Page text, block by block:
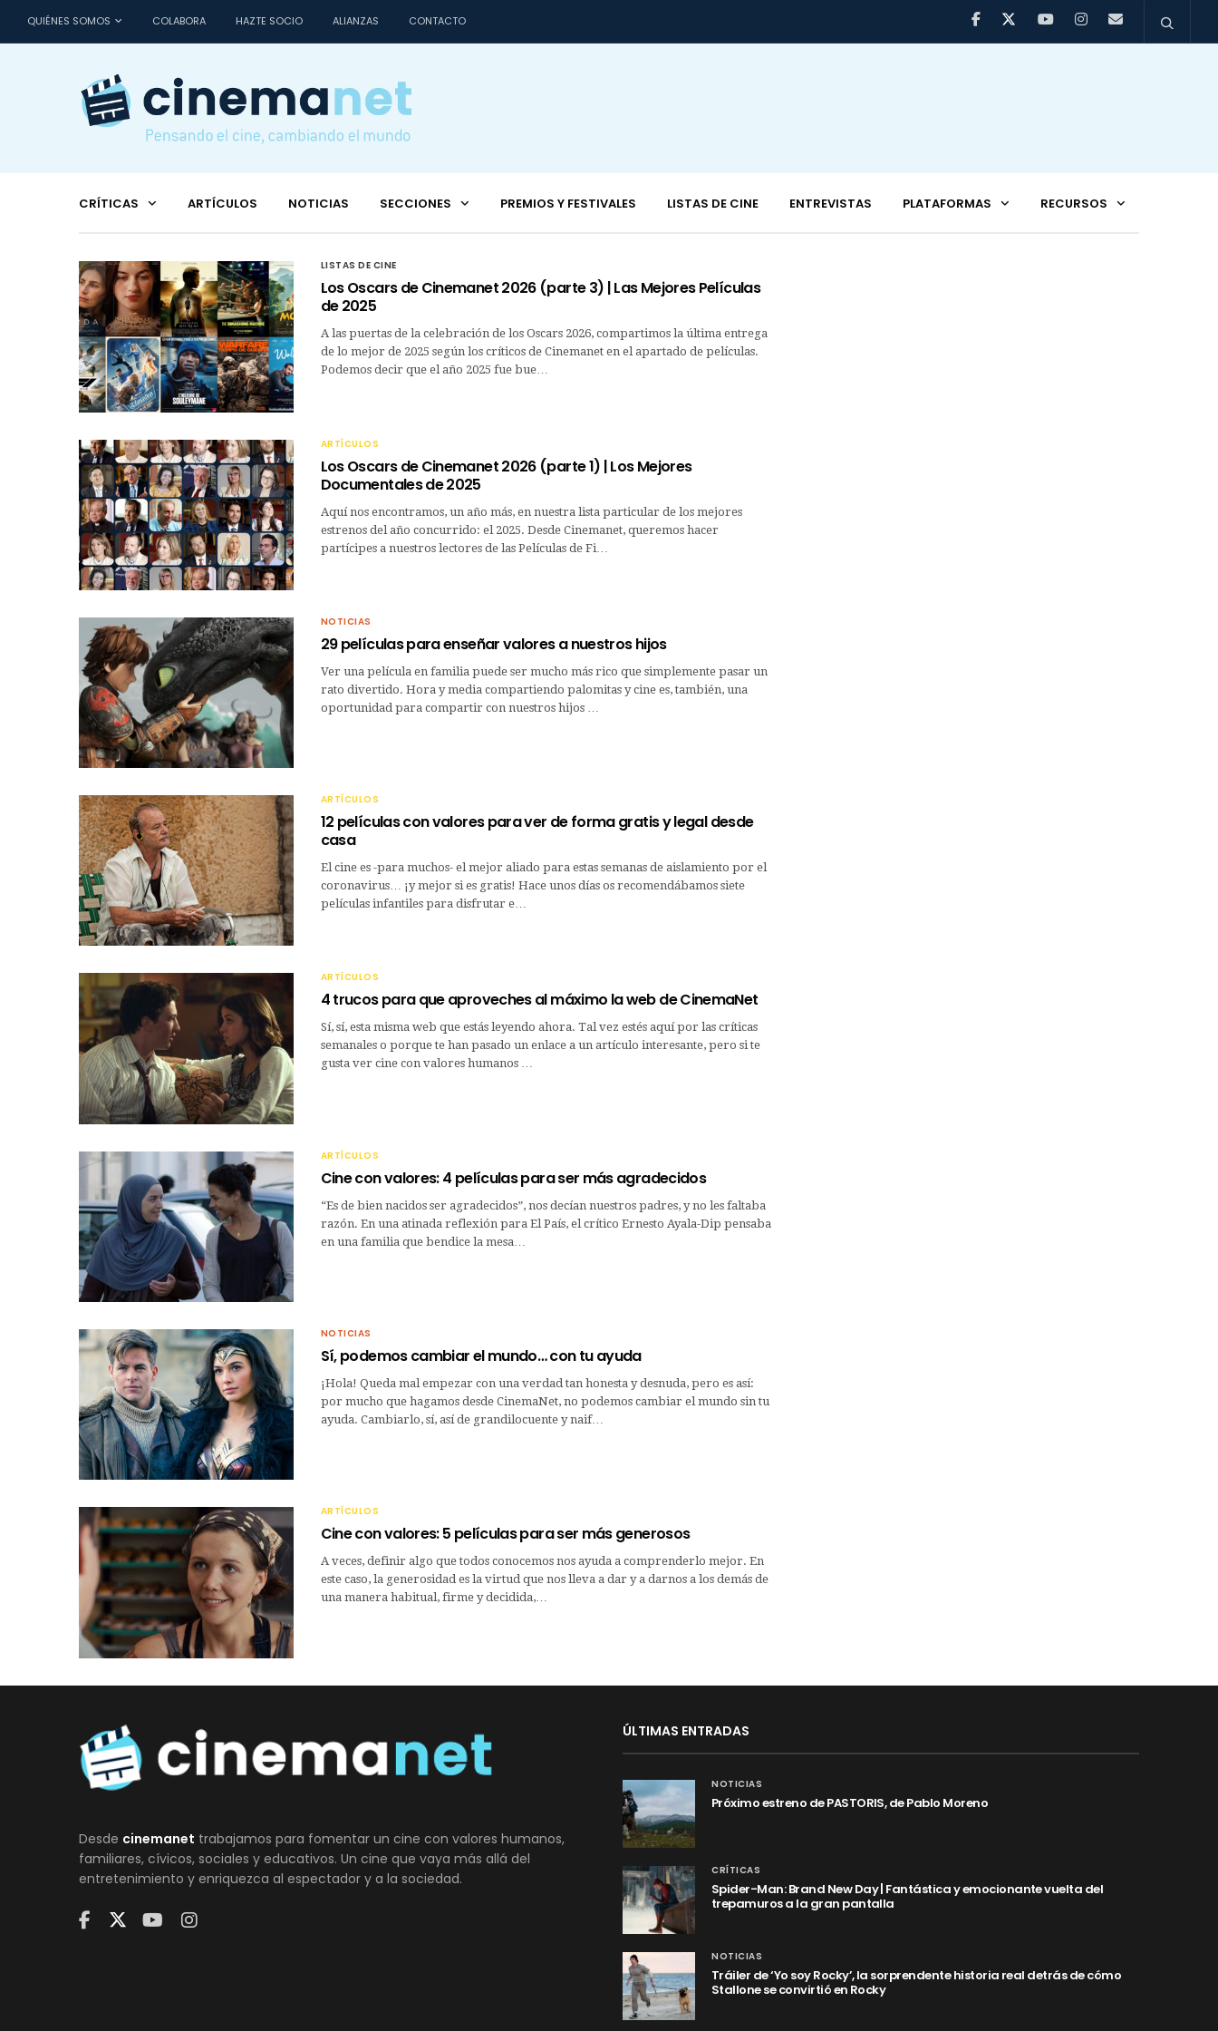
QUIÉNES SOMOS COLABORA HAZTE SOCIO ALIANZAS CONTACTO
CRÍTICAS ARTÍCULOS NOTICIAS SECCIONES PREMIOS Y FESTIVALES LISTAS DE CINE ENTREVISTAS PLATAFORMAS RECURSOS
LISTAS DE CINE
Los Oscars de Cinemanet 2026 (parte 3) | Las Mejores Películas
de 2025
A las puertas de la celebración de los Oscars 2026, compartimos la última entrega
de lo mejor de 2025 según los críticos de Cinemanet en el apartado de películas.
Podemos decir que el año 2025 fue bue…
ARTÍCULOS
Los Oscars de Cinemanet 2026 (parte 1) | Los Mejores
Documentales de 2025
Aquí nos encontramos, un año más, en nuestra lista particular de los mejores
estrenos del año concurrido: el 2025. Desde Cinemanet, queremos hacer
partícipes a nuestros lectores de las Películas de Fi…
NOTICIAS
29 películas para enseñar valores a nuestros hijos
Ver una película en familia puede ser mucho más rico que simplemente pasar un
rato divertido. Hora y media compartiendo palomitas y cine es, también, una
oportunidad para compartir con nuestros hijos …
ARTÍCULOS
12 películas con valores para ver de forma gratis y legal desde
casa
El cine es -para muchos- el mejor aliado para estas semanas de aislamiento por el
coronavirus… ¡y mejor si es gratis! Hace unos días os recomendábamos siete
películas infantiles para disfrutar e…
ARTÍCULOS
4 trucos para que aproveches al máximo la web de CinemaNet
Sí, sí, esta misma web que estás leyendo ahora. Tal vez estés aquí por las críticas
semanales o porque te han pasado un enlace a un artículo interesante, pero si te
gusta ver cine con valores humanos …
ARTÍCULOS
Cine con valores: 4 películas para ser más agradecidos
“Es de bien nacidos ser agradecidos”, nos decían nuestros padres, y no les faltaba
razón. En una atinada reflexión para El País, el crítico Ernesto Ayala-Dip pensaba
en una familia que bendice la mesa…
NOTICIAS
Sí, podemos cambiar el mundo… con tu ayuda
¡Hola! Queda mal empezar con una verdad tan honesta y desnuda, pero es así:
por mucho que hagamos desde CinemaNet, no podemos cambiar el mundo sin tu
ayuda. Cambiarlo, sí, así de grandilocuente y naif…
ARTÍCULOS
Cine con valores: 5 películas para ser más generosos
A veces, definir algo que todos conocemos nos ayuda a comprenderlo mejor. En
este caso, la generosidad es la virtud que nos lleva a dar y a darnos a los demás de
una manera habitual, firme y decidida,…
Desde cinemanet trabajamos para fomentar un cine con valores humanos,
familiares, cívicos, sociales y educativos. Un cine que vaya más allá del
entretenimiento y enriquezca al espectador y a la sociedad.
ÚLTIMAS ENTRADAS
NOTICIAS
Próximo estreno de PASTORIS, de Pablo Moreno
CRÍTICAS
Spider-Man: Brand New Day | Fantástica y emocionante vuelta del
trepamuros a la gran pantalla
NOTICIAS
Tráiler de ‘Yo soy Rocky’, la sorprendente historia real detrás de cómo
Stallone se convirtió en Rocky